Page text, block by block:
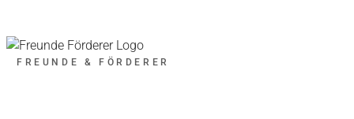
FREUNDE & FÖRDERER